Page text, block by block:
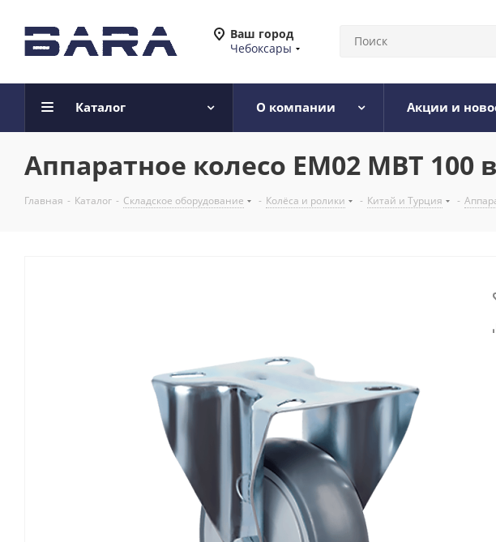
Ваш город
Чебоксары
Каталог О компании Акции и
Аппаратное колесо EM02 MBT 100
Главная - Каталог - Складское оборудование - Колёса и ролики - Китай и Турция -